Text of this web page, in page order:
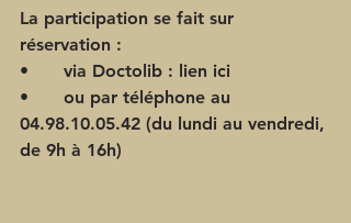
La participation se fait sur
réservation :
•	via Doctolib : lien ici
•	ou par téléphone au
04.98.10.05.42 (du lundi au vendredi,
de 9h à 16h)